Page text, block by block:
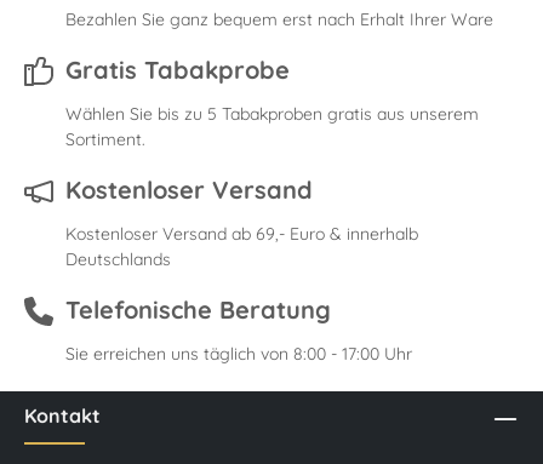
Bezahlen Sie ganz bequem erst nach Erhalt Ihrer Ware
Gratis Tabakprobe
Wählen Sie bis zu 5 Tabakproben gratis aus unserem
Sortiment.
Kostenloser Versand
Kostenloser Versand ab 69,- Euro & innerhalb
Deutschlands
Telefonische Beratung
Sie erreichen uns täglich von 8:00 - 17:00 Uhr
Kontakt